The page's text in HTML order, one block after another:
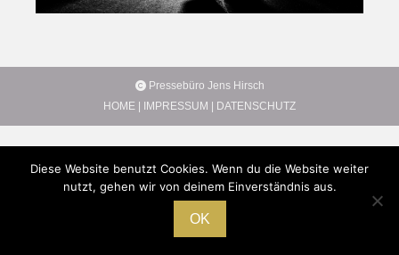
Pressebüro Jens Hirsch
HOME
IMPRESSUM DATENSCHUTZ
Diese Website benutzt Cookies. Wenn du die Website weiter
nutzt, gehen wir von deinem Einverständnis aus.
OK